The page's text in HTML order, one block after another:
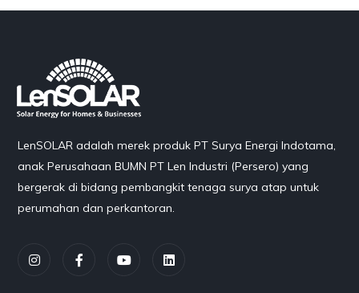
LenSOLAR adalah merek produk PT Surya Energi Indotama,
anak Perusahaan BUMN PT Len Industri (Persero) yang
bergerak di bidang pembangkit tenaga surya atap untuk
perumahan dan perkantoran.